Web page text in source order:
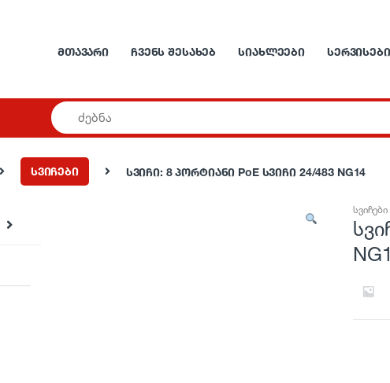
ᲛᲗᲐᲕᲐᲠᲘ ᲩᲕᲔᲜᲡ ᲨᲔᲡᲐᲮᲔᲑ ᲡᲘᲐᲮᲚᲔᲔᲑᲘ ᲡᲔᲠᲕᲘᲡᲔᲑᲘ
სვიჩები სვიჩი: 8 პორტიანი PoE სვიჩი 24/48ვ NG14
სვიჩები